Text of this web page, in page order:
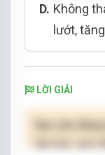
D. Không
lướt,
LỜI GIẢI